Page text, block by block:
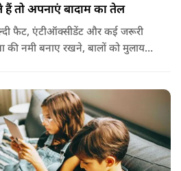
तो अपनाएं बादाम का तेल
फैट, एंटीऑक्सीडेंट और कई जरूरी
की नमी बनाए रखने, बालों को मुलायम
हैं। कुछ लोग बादाम के तेल को जैतून
करते हैं। इससे बालों की देखभाल
अगर बाल बहुत ज्यादा झड़ रहे हों, तो
जरूरी है।